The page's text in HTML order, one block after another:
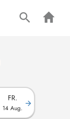
FR.
14 Aug.